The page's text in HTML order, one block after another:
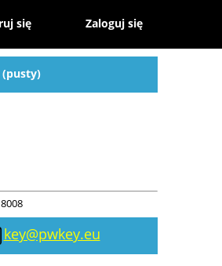
się Zaloguj się
(pusty)
key@pwkey.eu